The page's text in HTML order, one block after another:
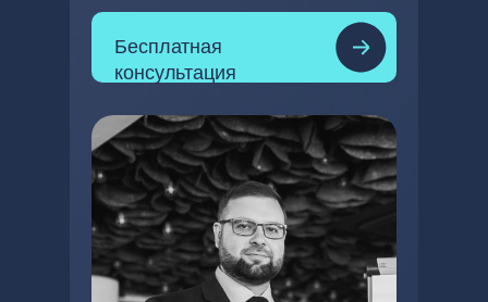
LET'S GO!
Бесплатная
консультация